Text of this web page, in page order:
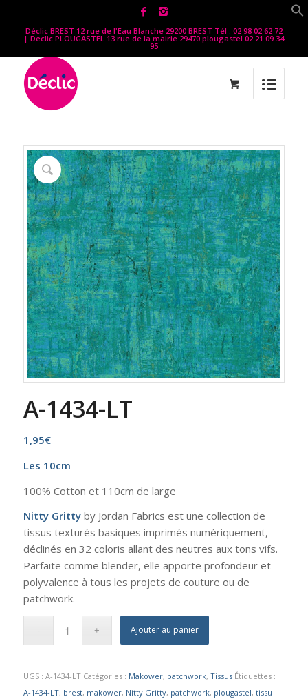
Déclic BREST 12 rue de l'Eau Blanche 29200 BREST Tél : 02 98 02 62 72
| Declic PLOUGASTEL 13 rue de la mairie 29470 plougastel 02 21 09 34
95
A-1434-LT
1,95€
Les 10cm
100% Cotton et 110cm de large
Nitty Grittyby Jordan Fabrics est une collection de
tissus texturés basiques imprimés numériquement,
déclinés en 32 coloris allant des neutres aux tons vifs.
Parfaite comme blender, elle apporte profondeur et
polyvalence à tous les projets de couture ou de
patchwork.
Ajouter au panier
UGS : A-1434-LT Catégories : Makower, patchwork, Tissus Étiquettes :
A-1434-LT, brest, makower, Nitty Gritty, patchwork, plougastel, tissu